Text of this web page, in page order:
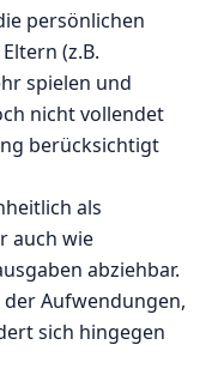
persönlichen
(z.B.
spielen und
nicht vollendet
berücksichtigt
als
auch wie
abziehbar.
Aufwendungen,
sich hingegen